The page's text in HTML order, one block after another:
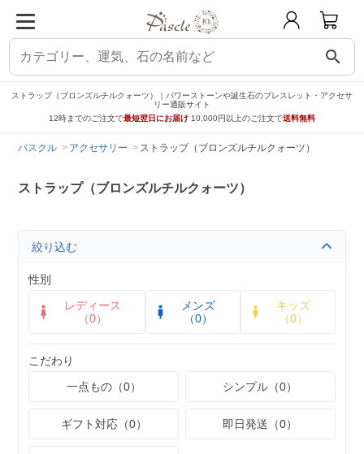
search
ストラップ（ブロンズルチルクォーツ）｜パワーストーンや誕生石のブレスレット・アクセサ
リー通販サイト
12時までのご注文で最短翌日にお届け 10,000円以上のご注文で送料無料
パスクル アクセサリー ストラップ（ブロンズルチルクォーツ）
ストラップ（ブロンズルチルクォーツ）
絞り込む
性別
レディース
（0）
メンズ
（0）
キッズ
（0）
こだわり
一点もの（0）
シンプル（0）
ギフト対応（0） 即日発送（0）